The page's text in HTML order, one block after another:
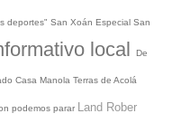
deportes" San Xoán Especial San
local De
Casa Manola Terras de Acolá
podemos parar Land Rober